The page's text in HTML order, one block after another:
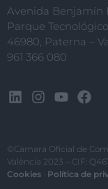
Avenida Benjamín
Parque Tecnológico
46980, Paterna –
961 366 080
©Cámara Oficial de
València 2023 – CIF:
Cookies · Política de